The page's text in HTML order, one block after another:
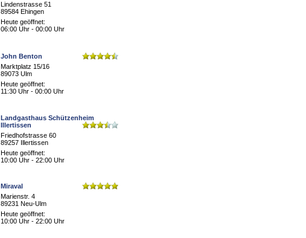
Lindenstrasse 51
89584 Ehingen
Heute geöffnet:
06:00 Uhr - 00:00 Uhr
John Benton
Marktplatz 15/16
89073 Ulm
Heute geöffnet:
11:30 Uhr - 00:00 Uhr
Landgasthaus Schützenheim
Illertissen
Friedhofstrasse 60
89257 Illertissen
Heute geöffnet:
10:00 Uhr - 22:00 Uhr
Miraval
Marienstr. 4
89231 Neu-Ulm
Heute geöffnet:
10:00 Uhr - 22:00 Uhr